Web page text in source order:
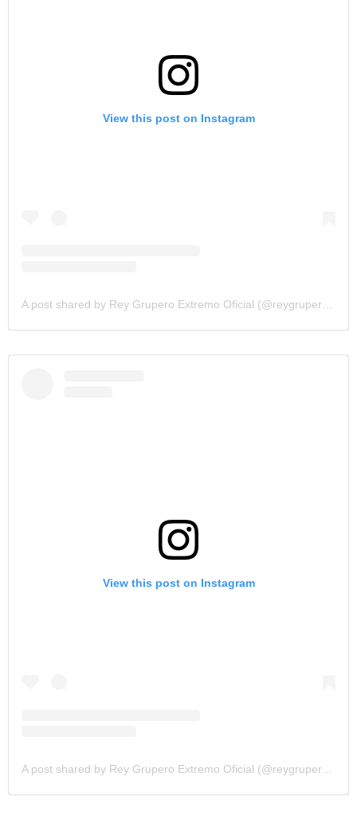
View this post on Instagram
A post shared by Rey Grupero Extremo Oficial (@reygruperomx)
View this post on Instagram